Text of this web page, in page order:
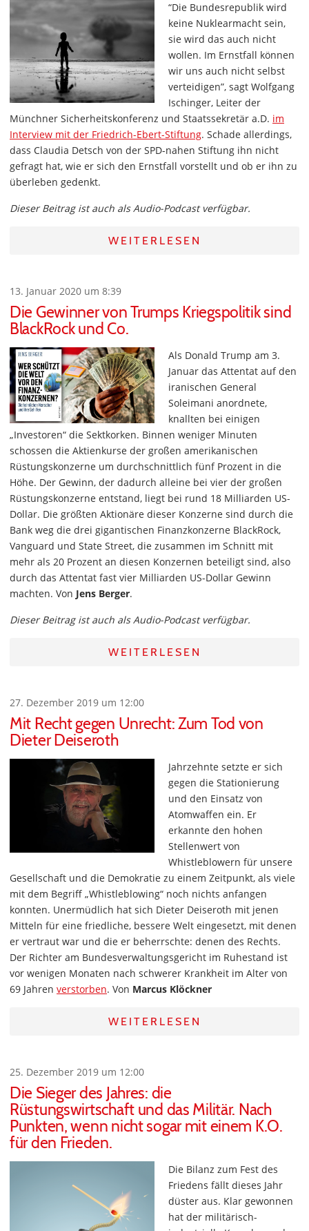
“Die Bundesrepublik wird
keine Nuklearmacht sein,
sie wird das auch nicht
wollen. Im Ernstfall können
wir uns auch nicht selbst
verteidigen”, sagt Wolfgang
Ischinger, Leiter der
Münchner Sicherheitskonferenz und Staatssekretär a.D. im
Interview mit der Friedrich-Ebert-Stiftung. Schade allerdings,
dass Claudia Detsch von der SPD-nahen Stiftung ihn nicht
gefragt hat, wie er sich den Ernstfall vorstellt und ob er ihn zu
überleben gedenkt.
Dieser Beitrag ist auch als Audio-Podcast verfügbar.
WEITERLESEN
13. Januar 2020 um 8:39
Die Gewinner von Trumps Kriegspolitik sind
BlackRock und Co.
Als Donald Trump am 3.
Januar das Attentat auf den
iranischen General
Soleimani anordnete,
knallten bei einigen
„Investoren“ die Sektkorken. Binnen weniger Minuten
schossen die Aktienkurse der großen amerikanischen
Rüstungskonzerne um durchschnittlich fünf Prozent in die
Höhe. Der Gewinn, der dadurch alleine bei vier der großen
Rüstungskonzerne entstand, liegt bei rund 18 Milliarden US-
Dollar. Die größten Aktionäre dieser Konzerne sind durch die
Bank weg die drei gigantischen Finanzkonzerne BlackRock,
Vanguard und State Street, die zusammen im Schnitt mit
mehr als 20 Prozent an diesen Konzernen beteiligt sind, also
durch das Attentat fast vier Milliarden US-Dollar Gewinn
machten. Von Jens Berger.
Dieser Beitrag ist auch als Audio-Podcast verfügbar.
WEITERLESEN
27. Dezember 2019 um 12:00
Mit Recht gegen Unrecht: Zum Tod von
Dieter Deiseroth
Jahrzehnte setzte er sich
gegen die Stationierung
und den Einsatz von
Atomwaffen ein. Er
erkannte den hohen
Stellenwert von
Whistleblowern für unsere
Gesellschaft und die Demokratie zu einem Zeitpunkt, als viele
mit dem Begriff „Whistleblowing“ noch nichts anfangen
konnten. Unermüdlich hat sich Dieter Deiseroth mit jenen
Mitteln für eine friedliche, bessere Welt eingesetzt, mit denen
er vertraut war und die er beherrschte: denen des Rechts.
Der Richter am Bundesverwaltungsgericht im Ruhestand ist
vor wenigen Monaten nach schwerer Krankheit im Alter von
69 Jahren verstorben. Von Marcus Klöckner
WEITERLESEN
25. Dezember 2019 um 12:00
Die Sieger des Jahres: die
Rüstungswirtschaft und das Militär. Nach
Punkten, wenn nicht sogar mit einem K.O.
für den Frieden.
Die Bilanz zum Fest des
Friedens fällt dieses Jahr
düster aus. Klar gewonnen
hat der militärisch-